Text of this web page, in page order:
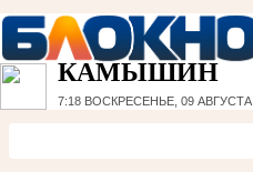
КАМЫШИН
7:18 ВОСКРЕСЕНЬЕ, 09 АВГУСТА